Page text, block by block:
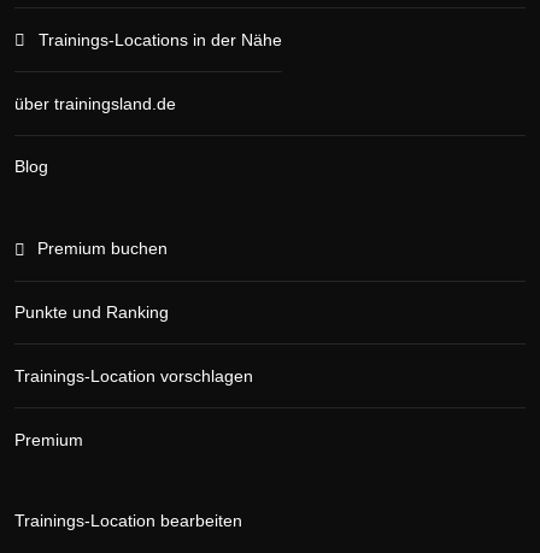
Trainings-Locations in der Nähe
über trainingsland.de
Blog
Premium buchen
Punkte und Ranking
Trainings-Location vorschlagen
Premium
Trainings-Location bearbeiten